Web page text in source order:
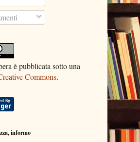
è pubblicata sotto una
Commons.
informo